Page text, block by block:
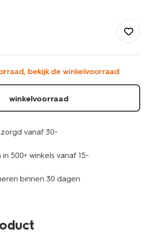
fournituren/gordijnenset-
bekijk de winkelvoorraad
winkelvoorraad
vanaf 30.-
500+ winkels vanaf 15.-
binnen 30 dagen